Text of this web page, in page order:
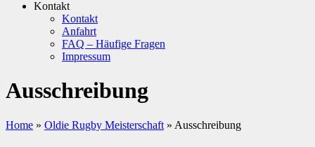
Kontakt
Kontakt
Anfahrt
FAQ – Häufige Fragen
Impressum
Ausschreibung
Home » Oldie Rugby Meisterschaft » Ausschreibung